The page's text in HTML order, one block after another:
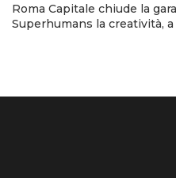
Roma Capitale chiude la
Superhumans la creatività,